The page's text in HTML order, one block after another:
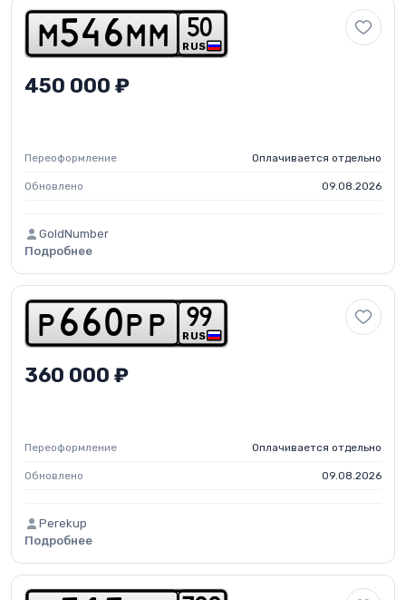
m 5 4 6 m m RUS
50
450 000 ₽
Переоформление Оплачивается отдельно
Обновлено 09.08.2026
GoldNumber
Подробнее
p 6 6 0 p p RUS
99
360 000 ₽
Переоформление Оплачивается отдельно
Обновлено 09.08.2026
Perekup
Подробнее